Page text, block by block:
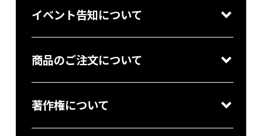
イベント告知について
商品のご注文について
著作権について